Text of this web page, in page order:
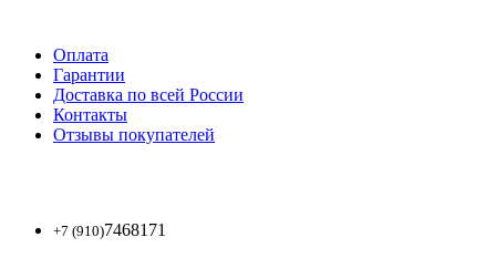
Оплата
Гарантии
Доставка по всей России
Контакты
Отзывы покупателей
+7 (910)7468171